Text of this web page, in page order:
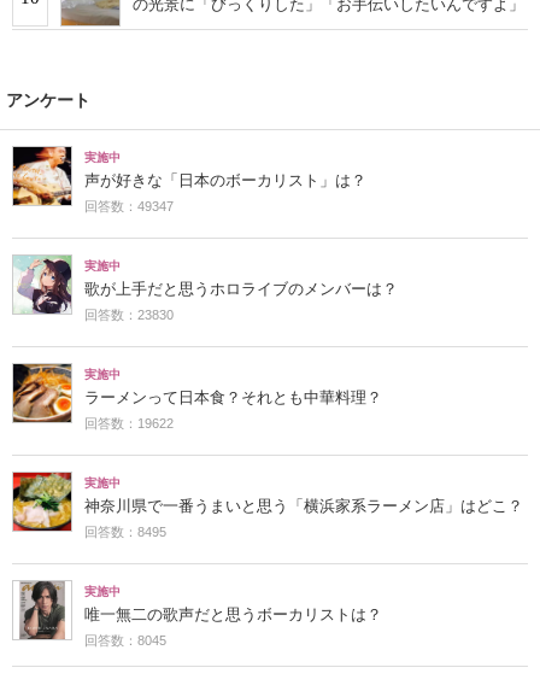
の光景に「びっくりした」「お手伝いしたいんですよ」
アンケート
実施中
声が好きな「日本のボーカリスト」は？
回答数：49347
実施中
歌が上手だと思うホロライブのメンバーは？
回答数：23830
実施中
ラーメンって日本食？それとも中華料理？
回答数：19622
実施中
神奈川県で一番うまいと思う「横浜家系ラーメン店」はどこ？
回答数：8495
実施中
唯一無二の歌声だと思うボーカリストは？
回答数：8045